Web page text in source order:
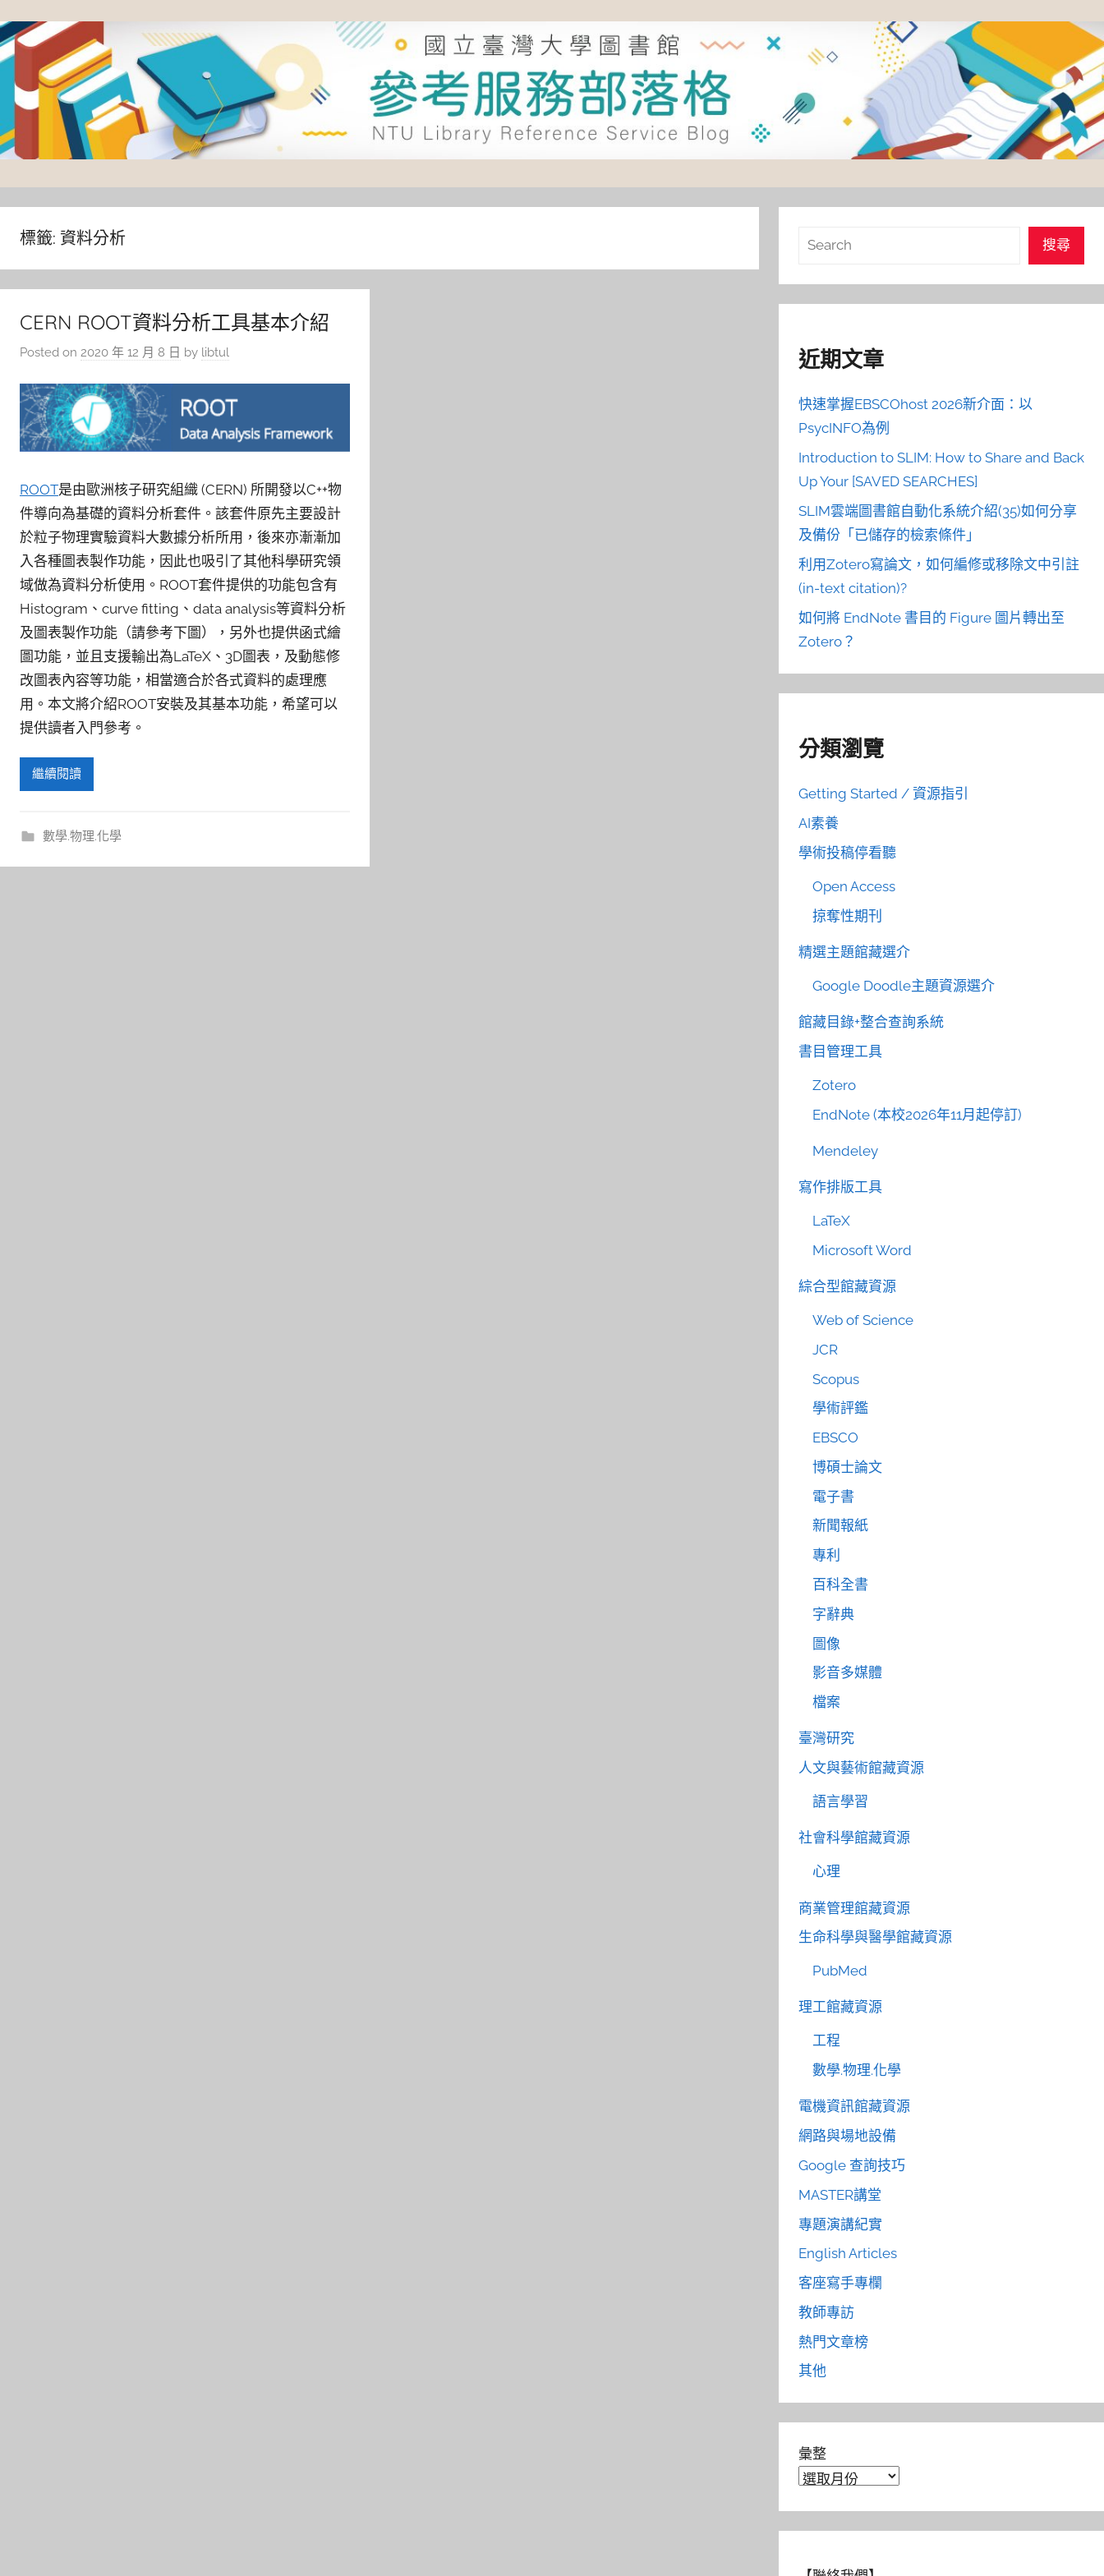
to
content
灣
圖
標籤: 資料分析
CERN ROOT資料分析工具基本介紹
Posted on 2020 年 12 月 8 日 by libtul
ROOT是由歐洲核子研究組織 (CERN) 所開發以C++物
件導向為基礎的資料分析套件。該套件原先主要設計
於粒子物理實驗資料大數據分析所用，後來亦漸漸加
入各種圖表製作功能，因此也吸引了其他科學研究領
域做為資料分析使用。ROOT套件提供的功能包含有
Histogram、curve fitting、data analysis等資料分析
及圖表製作功能（請參考下圖），另外也提供函式繪
圖功能，並且支援輸出為LaTeX、3D圖表，及動態修
改圖表內容等功能，相當適合於各式資料的處理應
用。本文將介紹ROOT安裝及其基本功能，希望可以
提供讀者入門參考。
繼續閱讀
數學.物理.化學
搜
搜尋
近期文章
快速掌握EBSCOhost 2026新介面：以
PsycINFO為例
Introduction to SLIM: How to Share and Back
Up Your [SAVED SEARCHES]
SLIM雲端圖書館自動化系統介紹(35)如何分享
及備份「已儲存的檢索條件」
利用Zotero寫論文，如何編修或移除文中引註
(in-text citation)?
如何將 EndNote 書目的 Figure 圖片轉出至
Zotero？
分類瀏覽
Getting Started / 資源指引
AI素養
學術投稿停看聽
Open Access
掠奪性期刊
精選主題館藏選介
Google Doodle主題資源選介
館藏目錄+整合查詢系統
書目管理工具
Zotero
EndNote (本校2026年11月起停訂)
Mendeley
寫作排版工具
LaTeX
Microsoft Word
綜合型館藏資源
Web of Science
JCR
Scopus
學術評鑑
EBSCO
博碩士論文
電子書
新聞報紙
專利
百科全書
字辭典
圖像
影音多媒體
檔案
臺灣研究
人文與藝術館藏資源
語言學習
社會科學館藏資源
心理
商業管理館藏資源
生命科學與醫學館藏資源
PubMed
理工館藏資源
工程
數學.物理.化學
電機資訊館藏資源
網路與場地設備
Google 查詢技巧
MASTER講堂
專題演講紀實
English Articles
客座寫手專欄
教師專訪
熱門文章榜
其他
彙整